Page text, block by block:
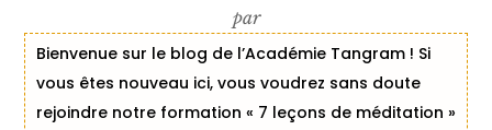
par
Bienvenue sur le blog de l’Académie Tangram ! Si
vous êtes nouveau ici, vous voudrez sans doute
rejoindre notre formation « 7 leçons de méditation »